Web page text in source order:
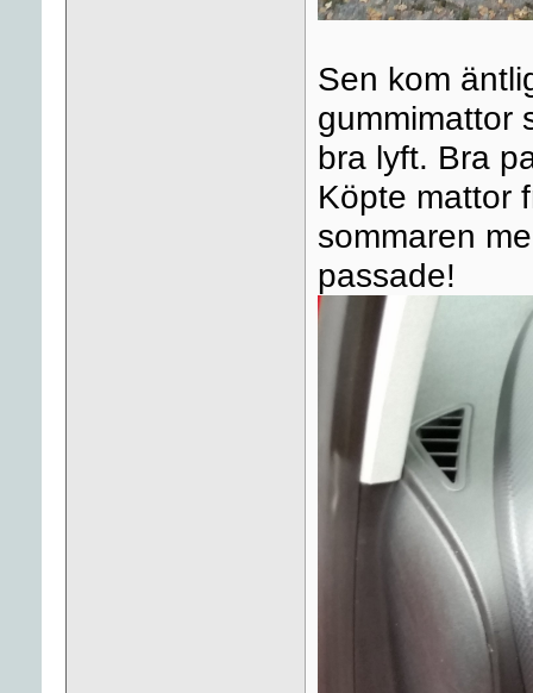
Sen kom
gummimattor
bra lyft. Bra
Köpte mattor
sommaren
passade!